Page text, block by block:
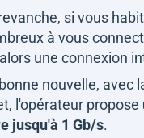
si vous
à vous
une connexion
nouvelle, avec
l'opérateur propose
jusqu'à 1 Gb/s.